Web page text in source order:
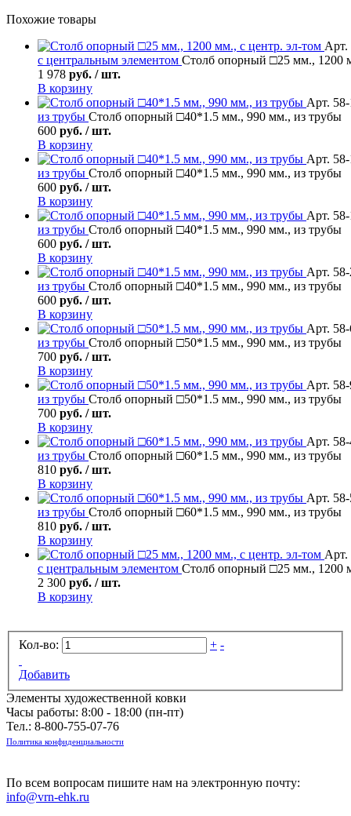
Похожие товары
Арт.
с центральным элементом Столб опорный □25 мм., 1200
1 978 руб. / шт.
В корзину
Арт.
из трубы Столб опорный □40*1.5 мм., 990 мм., из трубы
600 руб. / шт.
В корзину
Арт.
из трубы Столб опорный □40*1.5 мм., 990 мм., из трубы
600 руб. / шт.
В корзину
Арт.
из трубы Столб опорный □40*1.5 мм., 990 мм., из трубы
600 руб. / шт.
В корзину
Арт.
из трубы Столб опорный □40*1.5 мм., 990 мм., из трубы
600 руб. / шт.
В корзину
Арт.
из трубы Столб опорный □50*1.5 мм., 990 мм., из трубы
700 руб. / шт.
В корзину
Арт.
из трубы Столб опорный □50*1.5 мм., 990 мм., из трубы
700 руб. / шт.
В корзину
Арт.
из трубы Столб опорный □60*1.5 мм., 990 мм., из трубы
810 руб. / шт.
В корзину
Арт.
из трубы Столб опорный □60*1.5 мм., 990 мм., из трубы
810 руб. / шт.
В корзину
Арт.
с центральным элементом Столб опорный □25 мм., 1200
2 300 руб. / шт.
В корзину
Кол-во: + -
Добавить
Элементы художественной ковки
Часы работы: 8:00 - 18:00 (пн-пт)
Тел.: 8-800-755-07-76
Политика конфиденциальности
По всем вопросам пишите нам на электронную почту:
info@vrn-ehk.ru